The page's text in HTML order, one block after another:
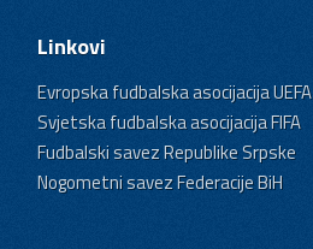
Linkovi
Evropska fudbalska asocijacija UEFA
Svjetska fudbalska asocijacija FIFA
Fudbalski savez Republike Srpske
Nogometni savez Federacije BiH